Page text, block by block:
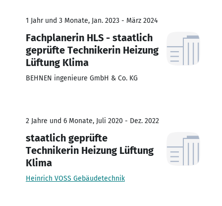
1 Jahr und 3 Monate, Jan. 2023 - März 2024
Fachplanerin HLS - staatlich
geprüfte Technikerin Heizung
Lüftung Klima
BEHNEN ingenieure GmbH & Co. KG
2 Jahre und 6 Monate, Juli 2020 - Dez. 2022
staatlich geprüfte
Technikerin Heizung Lüftung
Klima
Heinrich VOSS Gebäudetechnik